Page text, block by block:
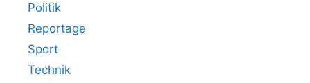
Politik
Reportage
Sport
Technik